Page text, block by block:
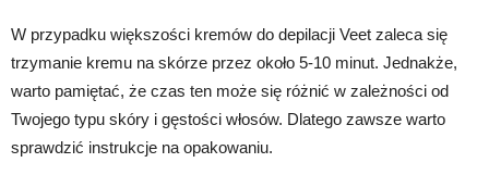
W przypadku większości kremów do depilacji Veet zaleca się
trzymanie kremu na skórze przez około 5-10 minut. Jednakże,
warto pamiętać, że czas ten może się różnić w zależności od
Twojego typu skóry i gęstości włosów. Dlatego zawsze warto
sprawdzić instrukcje na opakowaniu.